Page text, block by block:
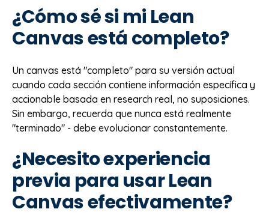
¿Cómo sé si mi Lean
Canvas está completo?
Un canvas está "completo" para su versión actual
cuando cada sección contiene información específica y
accionable basada en research real, no suposiciones.
Sin embargo, recuerda que nunca está realmente
"terminado" - debe evolucionar constantemente.
¿Necesito experiencia
previa para usar Lean
Canvas efectivamente?